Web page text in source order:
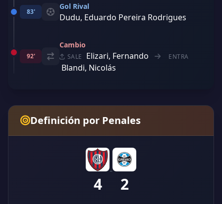
83'
Gol Rival
Dudu, Eduardo Pereira Rodrigues
92'
Cambio
SALE Elizari, Fernando ENTRA
Blandi, Nicolás
Definición por Penales
4
-
2